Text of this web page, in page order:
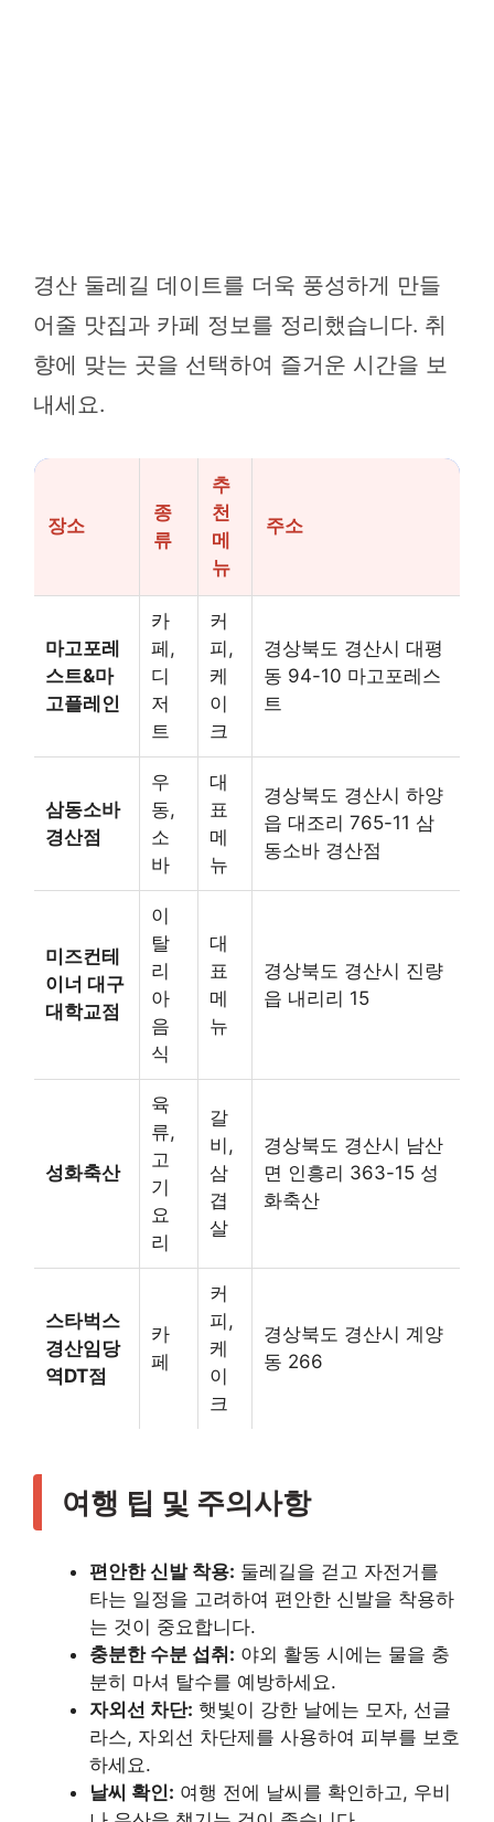
경산 둘레길 데이트를 더욱 풍성하게 만들
어줄 맛집과 카페 정보를 정리했습니다. 취
향에 맞는 곳을 선택하여 즐거운 시간을 보
내세요.
장소
종
류
추
천
메
뉴
주소
마고포레
스트&마
고플레인
카
페,
디
저
트
커
피,
케
이
크
경상북도 경산시 대평
동 94-10 마고포레스
트
삼동소바
경산점
우
동,
소
바
대
표
메
뉴
경상북도 경산시 하양
읍 대조리 765-11 삼
동소바 경산점
미즈컨테
이너 대구
대학교점
이
탈
리
아
음
식
대
표
메
뉴
경상북도 경산시 진량
읍 내리리 15
성화축산
육
류,
고
기
요
리
갈
비,
삼
겹
살
경상북도 경산시 남산
면 인흥리 363-15 성
화축산
스타벅스
경산임당
역DT점
카
페
커
피,
케
이
크
경상북도 경산시 계양
동 266
여행 팁 및 주의사항
편안한 신발 착용: 둘레길을 걷고 자전거를
타는 일정을 고려하여 편안한 신발을 착용하
는 것이 중요합니다.
충분한 수분 섭취: 야외 활동 시에는 물을 충
분히 마셔 탈수를 예방하세요.
자외선 차단: 햇빛이 강한 날에는 모자, 선글
라스, 자외선 차단제를 사용하여 피부를 보호
하세요.
날씨 확인: 여행 전에 날씨를 확인하고, 우비